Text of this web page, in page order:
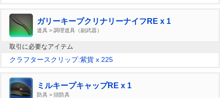
ガリーキープクリナリーナイフRE x 1
道具 > 調理道具（副武器）
取引に必要なアイテム
クラフタースクリップ:紫貨 x 225
ミルキープキャップRE x 1
防具 > 頭防具